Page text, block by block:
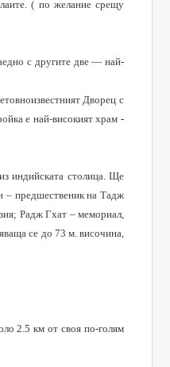
( по желание срещу
с другите две — най-
Дворец с
е най-високият храм -
индийската столица. Ще
– предшественик на Тадж
Радж Гхат – мемориал,
се до 73 м. височина,
2.5 км от своя по-голям